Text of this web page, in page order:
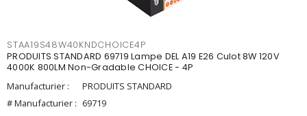
STAA19S48W40KNDCHOICE4P
PRODUITS STANDARD 69719 Lampe DEL A19 E26 Culot 8W 120V
4000K 800LM Non-Gradable CHOICE - 4P
Manufacturier :
PRODUITS STANDARD
# Manufacturier : 69719